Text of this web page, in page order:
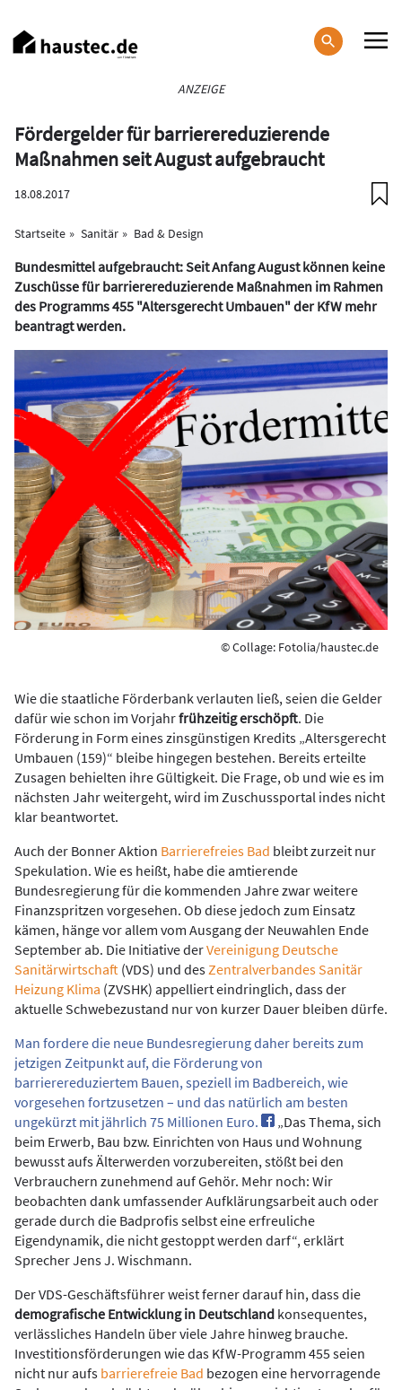
zum
Inhalt
ANZEIGE
Fördergelder für barrierereduzierende
Maßnahmen seit August aufgebraucht
18.08.2017
Startseite Sanitär Bad & Design
Bundesmittel aufgebraucht: Seit Anfang August können keine
Zuschüsse für barrierereduzierende Maßnahmen im Rahmen
des Programms 455 "Altersgerecht Umbauen" der KfW mehr
beantragt werden.
© Collage: Fotolia/haustec.de
Wie die staatliche Förderbank verlauten ließ, seien die Gelder
dafür wie schon im Vorjahrfrühzeitig erschöpft. Die
Förderung in Form eines zinsgünstigen Kredits „Altersgerecht
Umbauen (159)“ bleibe hingegen bestehen. Bereits erteilte
Zusagen behielten ihre Gültigkeit. Die Frage, ob und wie es im
nächsten Jahr weitergeht, wird im Zuschussportal indes nicht
klar beantwortet.
Auch der Bonner Aktion Barrierefreies Bad bleibt zurzeit nur
Spekulation. Wie es heißt, habe die amtierende
Bundesregierung für die kommenden Jahre zwar weitere
Finanzspritzen vorgesehen. Ob diese jedoch zum Einsatz
kämen, hänge vor allem vom Ausgang der Neuwahlen Ende
September ab. Die Initiative derVereinigung Deutsche
Sanitärwirtschaft (VDS) und desZentralverbandes Sanitär
Heizung Klima (ZVSHK) appelliert eindringlich, dass der
aktuelle Schwebezustand nur von kurzer Dauer bleiben dürfe.
Man fordere die neue Bundesregierung daher bereits zum
jetzigen Zeitpunkt auf, die Förderung von
barrierereduziertem Bauen, speziell im Badbereich, wie
vorgesehen fortzusetzen – und das natürlich am besten
ungekürzt mit jährlich 75 Millionen Euro.
„Das Thema, sich
beim Erwerb, Bau bzw. Einrichten von Haus und Wohnung
bewusst aufs Älterwerden vorzubereiten, stößt bei den
Verbrauchern zunehmend auf Gehör. Mehr noch: Wir
beobachten dank umfassender Aufklärungsarbeit auch oder
gerade durch die Badprofis selbst eine erfreuliche
Eigendynamik, die nicht gestoppt werden darf“, erklärt
Sprecher Jens J. Wischmann.
Der VDS-Geschäftsführer weist ferner darauf hin, dass die
demografische Entwicklung in Deutschland konsequentes,
verlässliches Handeln über viele Jahre hinweg brauche.
Investitionsförderungen wie das KfW-Programm 455 seien
nicht nur aufs barrierefreie Bad bezogen eine hervorragende